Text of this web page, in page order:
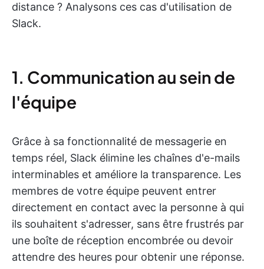
distance ? Analysons ces cas d'utilisation de
Slack.
1. Communication au sein de
l'équipe
Grâce à sa fonctionnalité de messagerie en
temps réel, Slack élimine les chaînes d'e-mails
interminables et améliore la transparence. Les
membres de votre équipe peuvent entrer
directement en contact avec la personne à qui
ils souhaitent s'adresser, sans être frustrés par
une boîte de réception encombrée ou devoir
attendre des heures pour obtenir une réponse.